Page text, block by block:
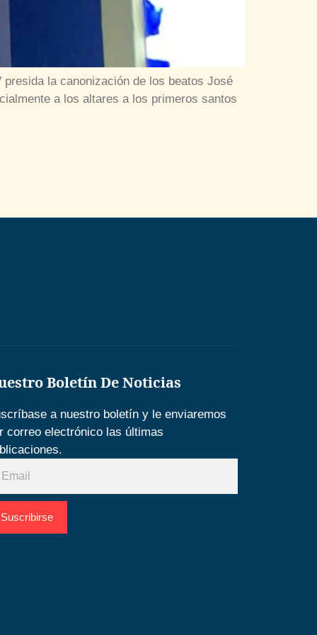
la canonización de los beatos José
a los altares a los primeros santos
Boletín De Noticias
a nuestro boletín y le enviaremos
correo electrónico las últimas
Suscribirse